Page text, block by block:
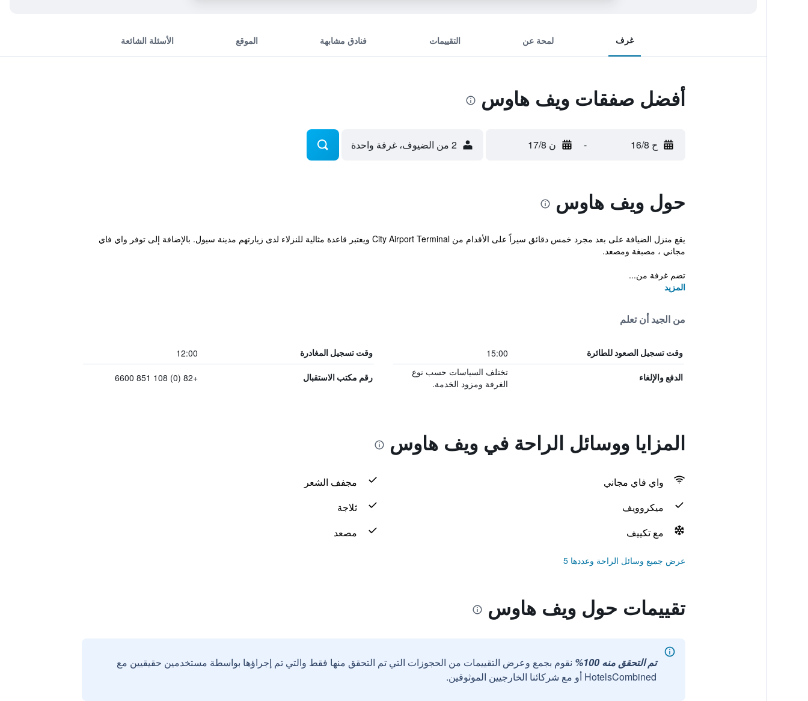
غرف لمحة عن التقييمات فنادق مشابهة الموقع الأسئلة الشائعة
أفضل صفقات ويف هاوس
ح 16/8 - ن 17/8 2 من الضيوف، غرفة واحدة
حول ويف هاوس
يقع منزل الضيافة على بعد مجرد خمس دقائق سيراً على الأقدام من City Airport Terminal ويعتبر قاعدة مثالية للنزلاء لدى زيارتهم مدينة سيول. بالإضافة إلى توفر واي فاي
مجاني ، مصبغة ومصعد.
تضم غرفة من...
المزيد
من الجيد أن تعلم
وقت تسجيل الصعود للطائرة 15:00 وقت تسجيل المغادرة 12:00
الدفع والإلغاء
تختلف السياسات حسب نوع
الغرفة ومزود الخدمة.
رقم مكتب الاستقبال +82 (0) 108 851 6600
المزايا ووسائل الراحة في ويف هاوس
واي فاي مجاني
مجفف الشعر
ميكروويف
ثلاجة
مع تكييف
مصعد
عرض جميع وسائل الراحة وعددها 5
تقييمات حول ويف هاوس
تم التحقق منه 100%
نقوم بجمع وعرض التقييمات من الحجوزات التي تم التحقق منها فقط والتي تم إجراؤها بواسطة مستخدمين حقيقيين مع
HotelsCombined أو مع شركائنا الخارجيين الموثوقين.